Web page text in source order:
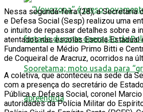
Nessa segunda-feira (28), a Secretaria
e Defesa Social (Sesp) realizou uma
o intuito de repassar detalhes sobre a
atentados nas escolas Escola Estadual
Fundamental e Médio Primo Bitti e
de Coqueiral de Aracruz, ocorridos na
A coletiva, que aconteceu na sede da
com a presença do secretário de
Pública e Defesa Social, coronel
autoridades da Polícia Militar do